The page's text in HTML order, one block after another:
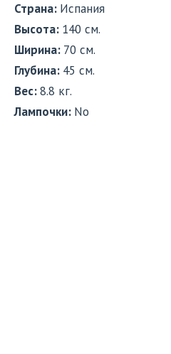
Страна: Испания
Высота: 140 см.
Ширина: 70 см.
Глубина: 45 см.
Вес:8.8 кг.
Лампочки: No